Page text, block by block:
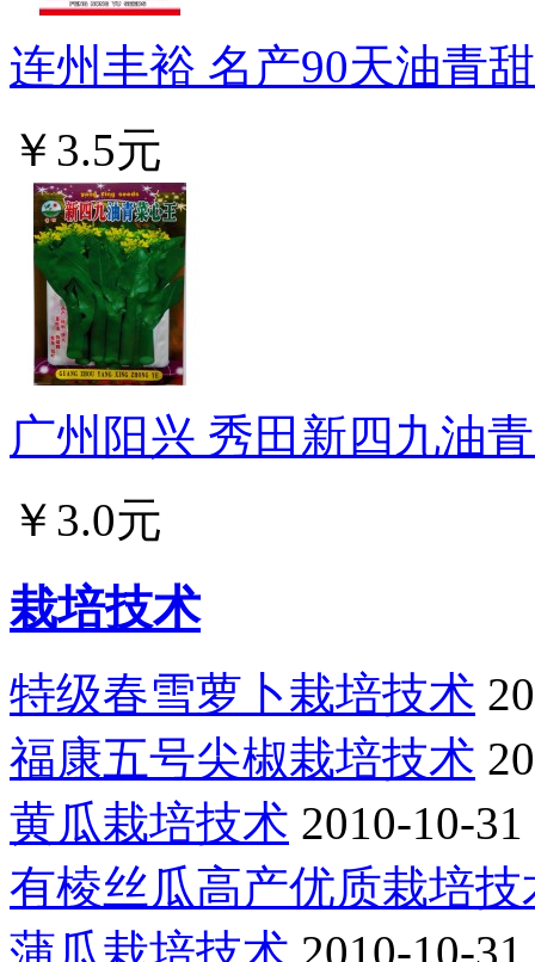
连州丰裕 名产90天油青
￥3.5元
广州阳兴 秀田新四九油
￥3.0元
栽培技术
特级春雪萝卜栽培技术
福康五号尖椒栽培技术
黄瓜栽培技术 2010-10-31
有棱丝瓜高产优质栽培技